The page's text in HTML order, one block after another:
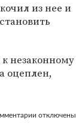
из нее и
незаконному
оцеплен,
отключены